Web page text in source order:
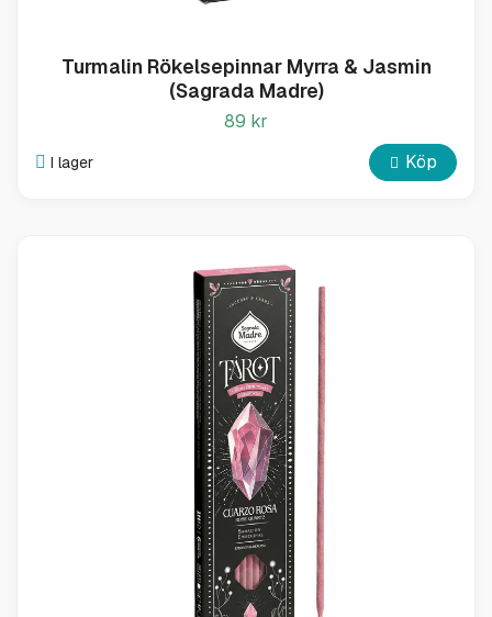
Turmalin Rökelsepinnar Myrra & Jasmin
(Sagrada Madre)
89 kr
I lager Köp